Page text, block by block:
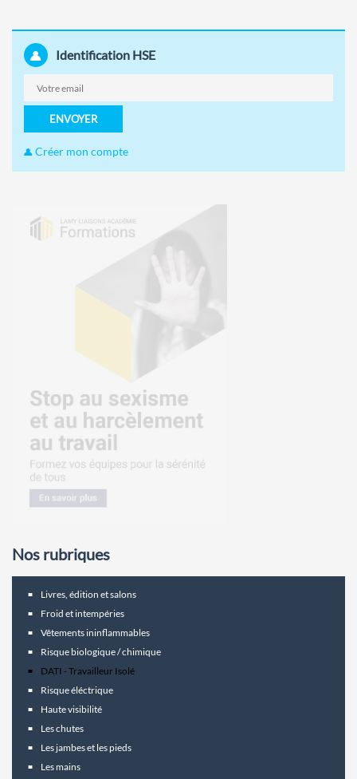
Identification HSE
ENVOYER
Créer mon compte
Nos rubriques
Livres, édition et salons
Froid et intempéries
Vêtements ininflammables
Risque biologique / chimique
DATI - Travailleur Isolé
Risque éléctrique
Haute visibilité
Les chutes
Les jambes et les pieds
Les mains